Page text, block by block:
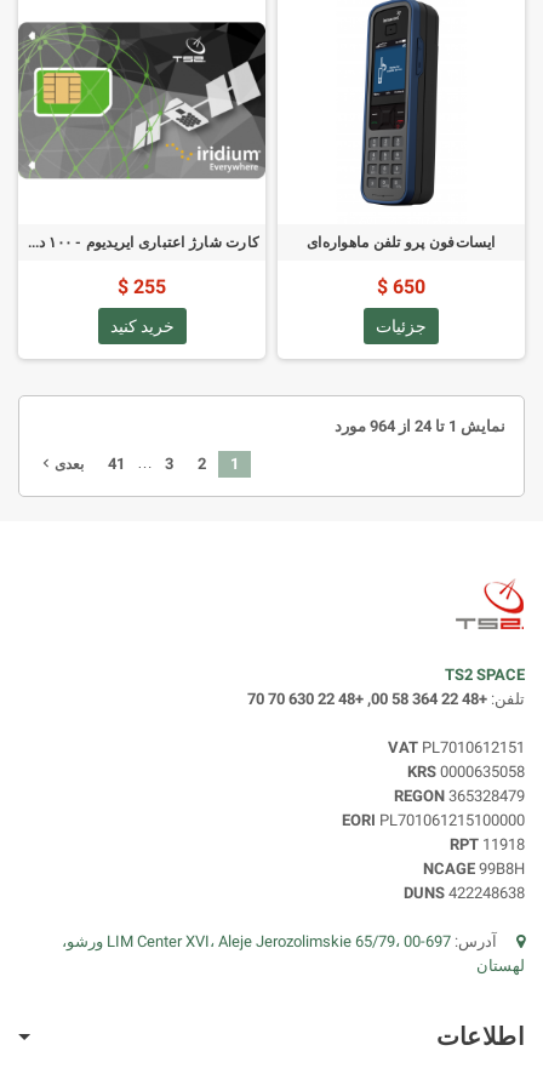
ایسات‌فون پرو تلفن ماهواره‌ای
650 $
جزئیات
کارت شارژ اعتباری ایریدیوم - ۱۰۰ دقیقه اعتبار ۶۰ روزه
255 $
خرید کنید
نمایش 1 تا 24 از 964 مورد
1
2
3
41 بعدی navigate_next
TS2 SPACE
تلفن: +48 22 364 58 00, +48 22 630 70 70
VAT PL7010612151
KRS 0000635058
REGON 365328479
EORI PL701061215100000
RPT 11918
NCAGE 99B8H
DUNS 422248638
آدرس:
LIM Center XVI، Aleje Jerozolimskie 65/79، 00-697 ورشو،
لهستان
اطلاعات